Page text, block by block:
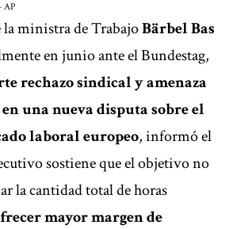
AP
ministra de TrabajoBärbel Bas
en junio ante el Bundestag,
rechazo sindical y amenaza
una nueva disputa sobre el
laboral europeo, informó el
sostiene que el objetivo no
la cantidad total de horas
mayor margen de